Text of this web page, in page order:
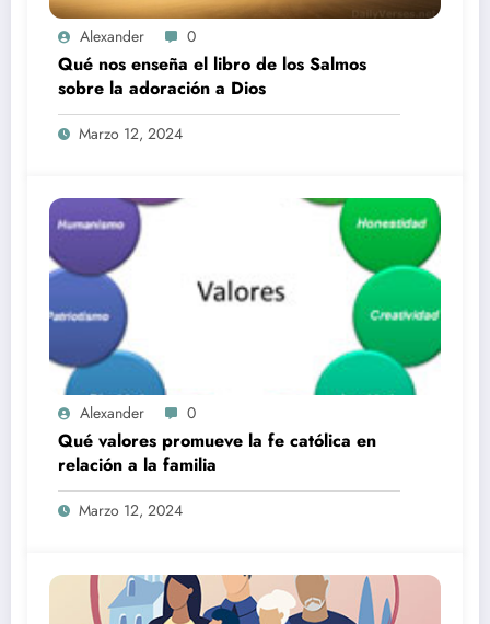
Alexander 0
Qué nos enseña el libro de los Salmos
sobre la adoración a Dios
Marzo 12, 2024
Alexander 0
Qué valores promueve la fe católica en
relación a la familia
Marzo 12, 2024